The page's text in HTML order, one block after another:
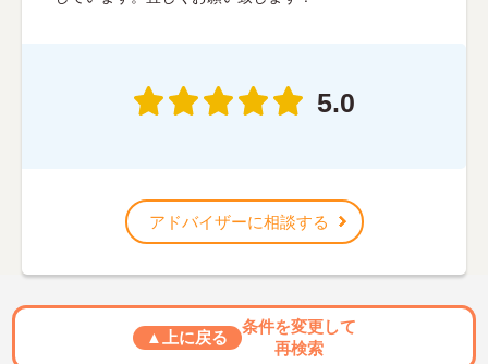
5.0
アドバイザーに相談する
▲上に戻る
条件を変更して
再検索